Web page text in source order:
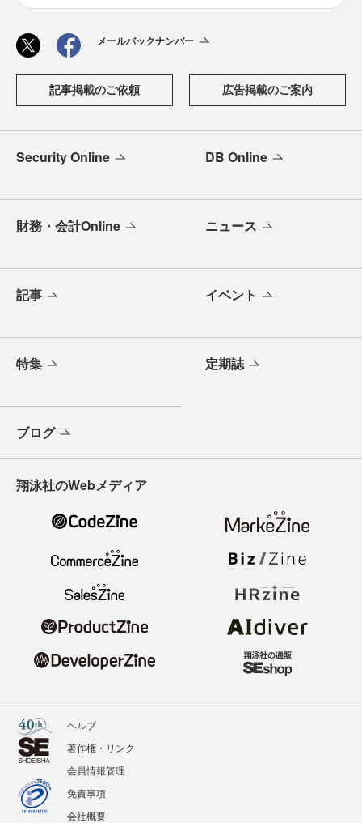
メールバックナンバー
記事掲載のご依頼 広告掲載のご案内
Security Online DB Online
財務・会計Online ニュース
記事 イベント
特集 定期誌
ブログ
翔泳社のWebメディア
ヘルプ
著作権・リンク
会員情報管理
免責事項
会社概要